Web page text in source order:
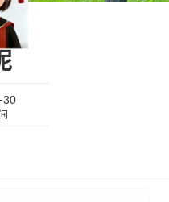
30